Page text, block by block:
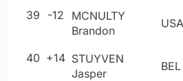
39 -12
MCNULTY
Brandon
USA
40 +14 STUYVEN
Jasper
BEL